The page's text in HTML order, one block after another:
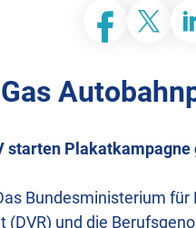
starten
Bundesministerium für
(DVR) und die